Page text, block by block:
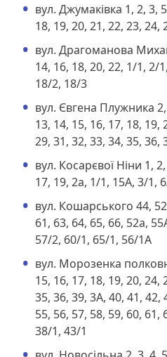
вул. Джумаківка 1, 2, 3,
18, 19, 20, 21, 22, 23, 24,
вул. Драгоманова
14, 16, 18, 20, 22, 1/1, 2/
18/2, 18/3
вул. Євгена Плужника
13, 14, 15, 16, 17, 18, 19,
29, 31, 32, 33, 34, 35, 36,
вул. Косарєвої Ніни 1,
17, 19, 2а, 1/1, 15А, 3/1,
вул. Кошарського 44,
61, 63, 64, 65, 66, 52а,
57/2, 60/1, 65/1, 56/1А
вул. Морозенка
15, 16, 17, 18, 19, 20, 24,
35, 36, 39, 3А, 40, 41, 42,
55, 56, 57, 58, 59, 60, 61,
38/1, 43/1